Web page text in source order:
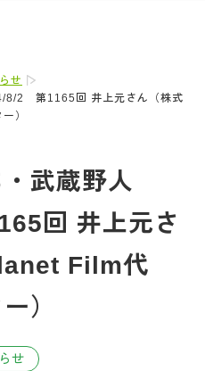
せ
8/2 第1165回 井上元さん（株式
）
・武蔵野人
回 井上元さ
Film代
）
せ